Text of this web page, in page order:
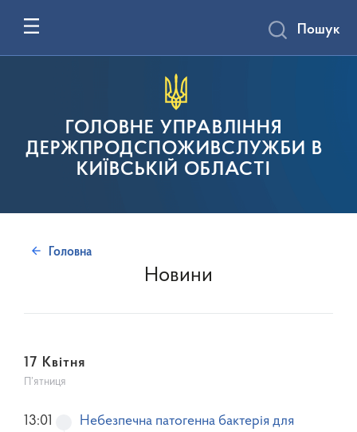
ГОЛОВНЕ УПРАВЛІННЯ
ДЕРЖПРОДСПОЖИВСЛУЖБИ В
КИЇВСЬКІЙ ОБЛАСТІ
Пошук
Головна
Новини
17 Квітня
П’ятниця
Небезпечна патогенна бактерія для
13:01